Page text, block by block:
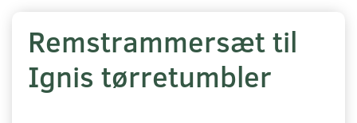
Remstrammersæt til
Ignis tørretumbler